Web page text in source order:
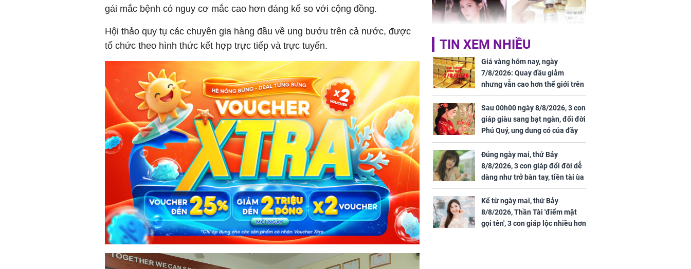
gái mắc bệnh có nguy cơ mắc cao hơn đáng kể so với cộng đồng.
Hội thảo quy tụ các chuyên gia hàng đầu về ung bướu trên cả nước, được
tổ chức theo hình thức kết hợp trực tiếp và trực tuyến.
Triệu Lộ Tư muốn bứt
phá khỏi vùng an toàn
NÓNG: Bộ Y tế chưa
cấp phép cho sản
phẩm làm đẹp từ tế
bào gốc người
nấm sợi dai này, cơ thể
sẽ nhận được 4 lợi ích
bất ngờ!
TIN XEM NHIỀU
Giá vàng hôm nay, ngày
7/8/2026: Quay đầu giảm
nhưng vẫn cao hơn thế giới trên
7 triệu đồng
Sau 00h00 ngày 8/8/2026, 3 con
giáp giàu sang bạt ngàn, đổi đời
Phú Quý, ung dung có của đầy
nhà, ngày càng hưng thịnh sung
túc
Đúng ngày mai, thứ Bảy
8/8/2026, 3 con giáp đổi đời dễ
dàng như trở bàn tay, tiền tài ùa
tới, ngồi không lộc cũng đến,
phú quý theo tới già
Kể từ ngày mai, thứ Bảy
8/8/2026, Thần Tài 'điểm mặt
gọi tên', 3 con giáp lộc nhiều hơn